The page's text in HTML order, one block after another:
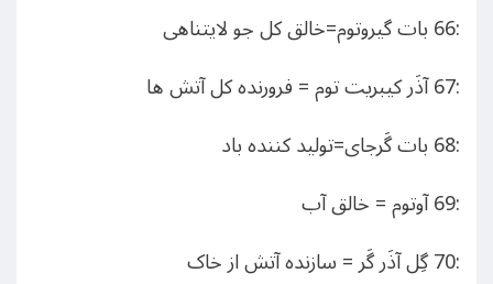
:66 بات گیروتوم=خالق کل جو لایتناهی
:67 آذَر کیبریت توم = فرورنده کل آتش ها
:68 بات گَرجای=تولید کننده باد
:69 آوتوم = خالق آب
:70 گِل آذَر گَر = سازنده آتش از خاک